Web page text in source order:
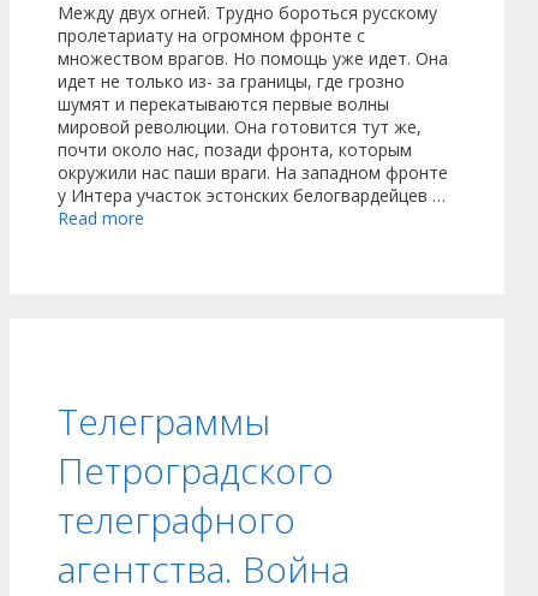
Между двух огней. Трудно бороться русскому
пролетариату на огромном фронте с
множеством врагов. Но помощь уже идет. Она
идет не только из- за границы, где грозно
шумят и перекатываются первые волны
мировой революции. Она готовится тут же,
почти около нас, позади фронта, которым
окружили нас паши враги. На западном фронте
у Интера участок эстонских белогвардейцев …
Read more
Телеграммы
Петроградского
телеграфного
агентства. Война